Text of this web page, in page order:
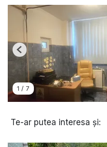
1 / 7
Previous
Te-ar putea interesa și: